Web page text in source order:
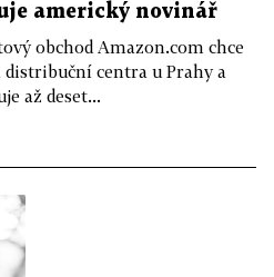
americký novinář
obchod Amazon.com chce
centra u Prahy a
až deset...